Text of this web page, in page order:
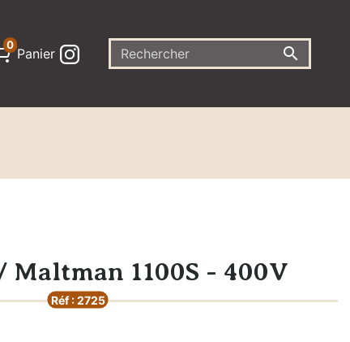

0
Panier
1100S - 400V
Réf : 2725